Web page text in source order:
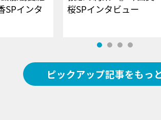
SPインタ
桜SPインタビュー
ピックアップ記事をもっ